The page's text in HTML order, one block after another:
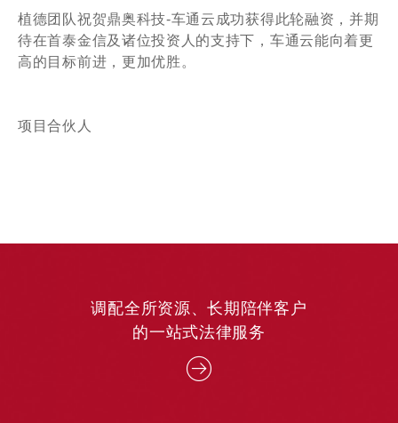
植德团队祝贺鼎奥科技-车通云成功获得此轮融资，并期
待在首泰金信及诸位投资人的支持下，车通云能向着更
高的目标前进，更加优胜。
项目合伙人
调配全所资源、长期陪伴客户
的一站式法律服务